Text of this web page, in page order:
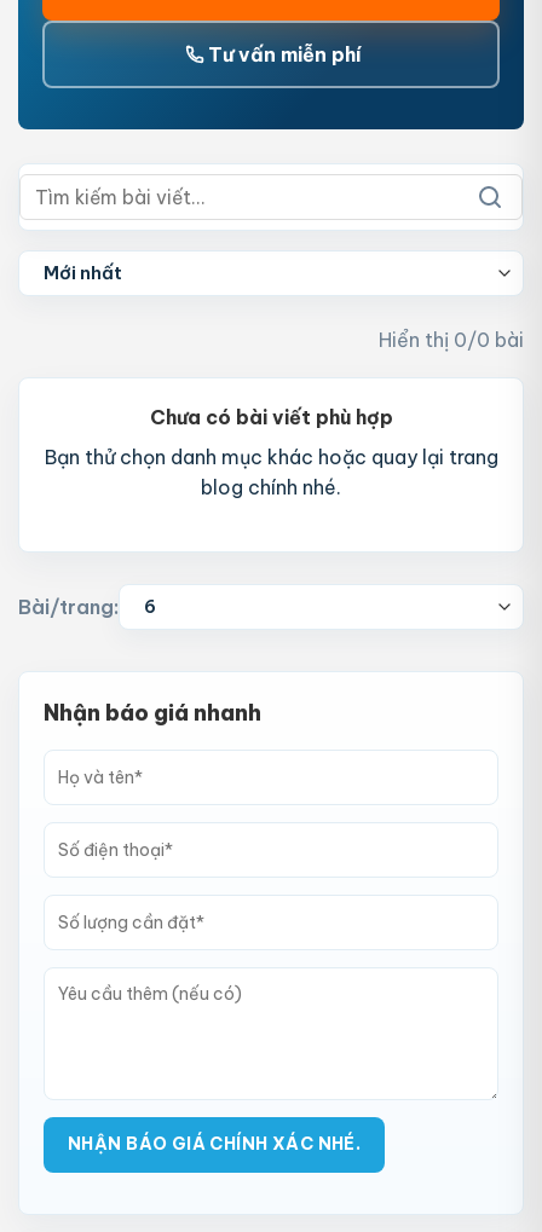
Tư vấn miễn phí
Hiển thị 0/0 bài
Chưa có bài viết phù hợp
Bạn thử chọn danh mục khác hoặc quay lại trang
blog chính nhé.
Bài/trang:
Nhận báo giá nhanh